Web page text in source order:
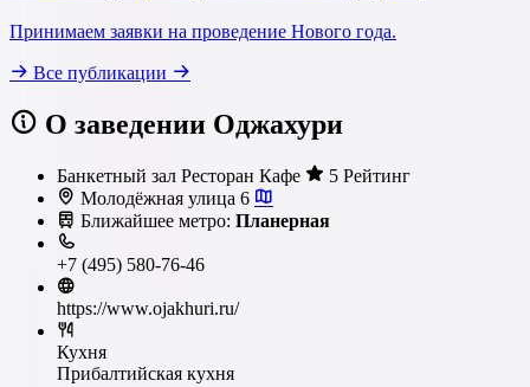
Принимаем заявки на проведение Нового года.
Все публикации
О заведении Оджахури
Банкетный зал Ресторан Кафе
5 Рейтинг
Молодёжная улица 6
Ближайшее метро: Планерная
+7 (495) 580-76-46
https://www.ojakhuri.ru/
Кухня
Прибалтийская кухня